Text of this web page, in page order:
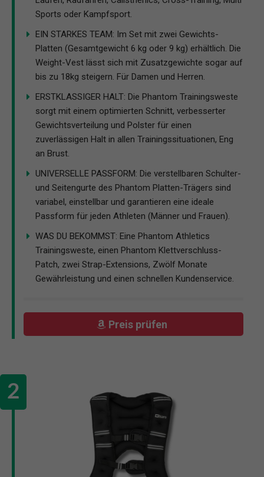
Sports oder Kampfsport.
EIN STARKES TEAM: Im Set mit zwei Gewichts-
Platten (Gesamtgewicht 6 kg oder 9 kg) erhältlich. Die
Weight-Vest lässt sich mit Zusatzgewichte sogar auf
bis zu 18kg steigern. Für Damen und Herren.
ERSTKLASSIGER HALT: Die Phantom Trainingsweste
sorgt mit einem optimierten Schnitt, verbesserter
Gewichtsverteilung und Polster für einen
zuverlässigen Halt in allen Trainingssituationen, Eng
an Brust.
UNIVERSELLE PASSFORM: Die verstellbaren Schulter-
und Seitengurte des Phantom Platten-Trägers sind
variabel, einstellbar und garantieren eine ideale
Passform für jeden Athleten (Männer und Frauen).
WAS DU BEKOMMST: Eine Phantom Athletics
Trainingsweste, einen Phantom Klettverschluss-
Patch, zwei Strap-Extensions, Zwölf Monate
Gewährleistung und einen schnellen Kundenservice.
Preis prüfen